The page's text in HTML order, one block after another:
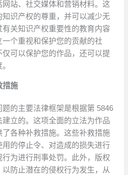
站、社交媒体和营销材料。这
识产权的尊重，并可以减少无
关知识产权重要性的教育内容
个重视和保护您的贡献的社
可以保护您的作品，还可以提
措施
的主要法律框架是根据第 5846
立的。这项全面的立法为作品
各种补救措施。这些补救措施
的停止令、对造成的损失进行
为进行刑事处罚。此外，版权
防止潜在的侵权行为发生，从